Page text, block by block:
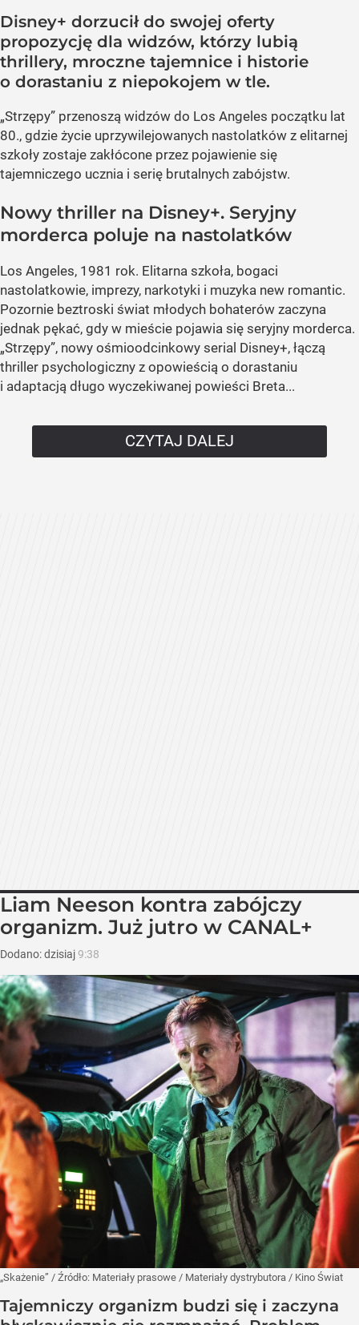
Disney+ dorzucił do swojej oferty
propozycję dla widzów, którzy lubią
thrillery, mroczne tajemnice i historie
o dorastaniu z niepokojem w tle.
„Strzępy” przenoszą widzów do Los Angeles początku lat
80., gdzie życie uprzywilejowanych nastolatków z elitarnej
szkoły zostaje zakłócone przez pojawienie się
tajemniczego ucznia i serię brutalnych zabójstw.
Nowy thriller na Disney+. Seryjny
morderca poluje na nastolatków
Los Angeles, 1981 rok. Elitarna szkoła, bogaci
nastolatkowie, imprezy, narkotyki i muzyka new romantic.
Pozornie beztroski świat młodych bohaterów zaczyna
jednak pękać, gdy w mieście pojawia się seryjny morderca.
„Strzępy”, nowy ośmioodcinkowy serial Disney+, łączą
thriller psychologiczny z opowieścią o dorastaniu
i adaptacją długo wyczekiwanej powieści Breta...
CZYTAJ DALEJ
Liam Neeson kontra zabójczy
organizm. Już jutro w CANAL+
Dodano:dzisiaj 9:38
„Skażenie” / Źródło: Materiały prasowe / Materiały dystrybutora / Kino Świat
Tajemniczy organizm budzi się i zaczyna